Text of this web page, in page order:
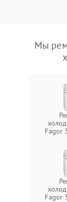
Мы
Fagor
Fagor